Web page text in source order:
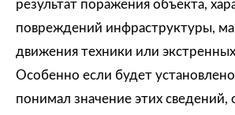
результат поражения объекта,
повреждений инфраструктуры,
движения техники или
Особенно если будет
понимал значение этих сведений,